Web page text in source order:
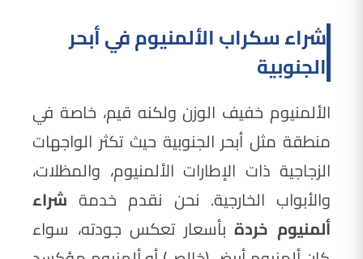
شراء سكراب الألمنيوم في أبحر
الجنوبية
الألمنيوم خفيف الوزن ولكنه قيم، خاصة في
منطقة مثل أبحر الجنوبية حيث تكثر الواجهات
الزجاجية ذات الإطارات الألمنيوم، والمظلات،
والأبواب الخارجية. نحن نقدم خدمة شراء
ألمنيوم خردةبأسعار تعكس جودته، سواء